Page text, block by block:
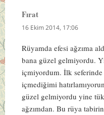
Fıratdedi
ki:
16 Ekim 2014, 17:06
Rüyamda efesi ağzıma
bana güzel gelmiyordu.
içmiyordum. İlk seferinde
içmediğimi
güzel gelmiyordu yine
ağzımdan. Bu rüya